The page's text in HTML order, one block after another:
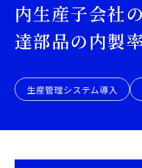
内生産子会社
達部品の内製
生産管理システム導入